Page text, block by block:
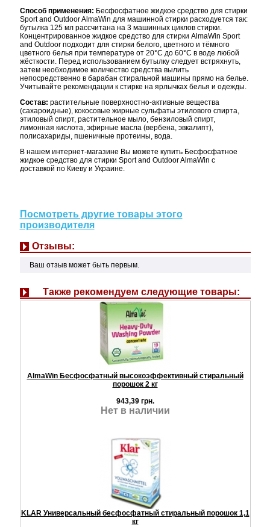
Способ применения: Бесфосфатное жидкое средство для стирки
Sport and Outdoor AlmaWin для машинной стирки расходуется так:
бутылка 125 мл рассчитана на 3 машинных циклов стирки.
Концентрированное жидкое средство для стирки AlmaWin Sport
and Outdoor подходит для стирки белого, цветного и тёмного
цветного белья при температуре от 20°С до 60°С в воде любой
жёсткости. Перед использованием бутылку следует встряхнуть,
затем необходимое количество средства вылить
непосредственно в барабан стиральной машины прямо на белье.
Учитывайте рекомендации к стирке на ярлычках белья и одежды.
Состав: растительные поверхностно-активные вещества
(сахароидные), кокосовые жирные сульфаты этилового спирта,
этиловый спирт, растительное мыло, бензиловый спирт,
лимонная кислота, эфирные масла (вербена, эвкалипт),
полисахариды, пшеничные протеины, вода.
В нашем интернет-магазине Вы можете купить Бесфосфатное
жидкое средство для стирки Sport and Outdoor AlmaWin с
доставкой по Киеву и Украине.
Посмотреть другие товары этого
производителя
Отзывы:
Ваш отзыв может быть первым.
Также рекомендуем следующие товары:
AlmaWin Бесфосфатный высокоэффективный стиральный
порошок 2 кг
943,39 грн.
Нет в наличии
KLAR Универсальный бесфосфатный стиральный порошок 1,1
кг